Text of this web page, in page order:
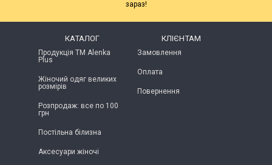
зараз!
КАТАЛОГ
Продукція ТМ Alenka
Plus
Жіночий одяг великих
розмірів
Розпродаж: все по 100
грн
Постільна білизна
Аксесуари жіночі
КЛІЄНТАМ
Замовлення
Оплата
Повернення